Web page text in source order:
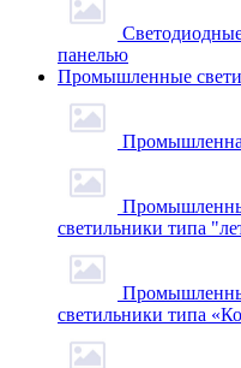
панелью
Промышленные
светильники типа
светильники типа